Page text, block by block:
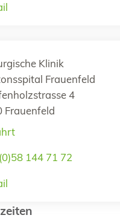
Klinik
Frauenfeld
4
Frauenfeld
144 71 72